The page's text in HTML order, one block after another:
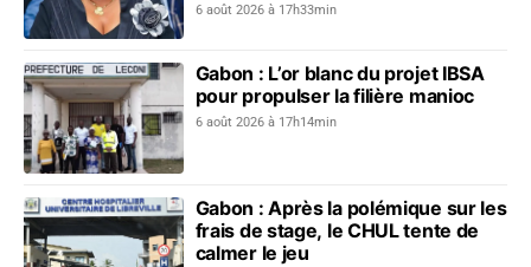
6 août 2026 à 17h33min
Gabon : L’or blanc du projet IBSA
pour propulser la filière manioc
6 août 2026 à 17h14min
Gabon : Après la polémique sur les
frais de stage, le CHUL tente de
calmer le jeu